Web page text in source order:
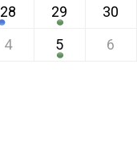
28 29
30
4 5 6